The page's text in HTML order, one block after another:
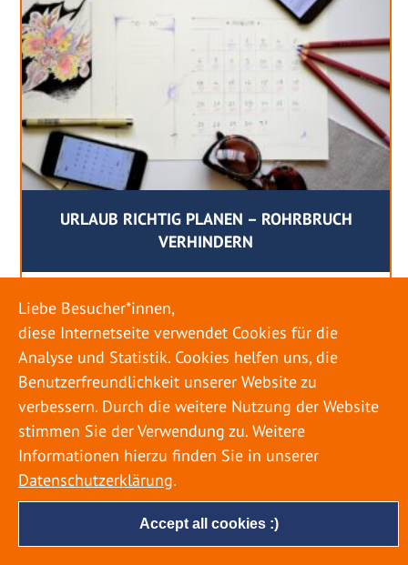
URLAUB RICHTIG PLANEN – ROHRBRUCH
VERHINDERN
18. MAI 2022
Egal ob Sommer oder Winter: Alle Menschen
genießen ihren Urlaub. Dabei zieht es die Einen
weiter weg, die Anderen bleiben dann doch
lieber in der Heimat. Wenn Sie für eine längere
Zeit wegfahren möchten, gibt es einige Dinge zu
beachten, damit nicht anschließend eine böse
Überraschung auf Sie wartet. Um einen
möglichst entspannten Urlaub zu […]
Accept all cookies :)
Liebe Besucher*innen,
diese Internetseite verwendet Cookies für die
Analyse und Statistik. Cookies helfen uns, die
Benutzerfreundlichkeit unserer Website zu
verbessern. Durch die weitere Nutzung der Website
stimmen Sie der Verwendung zu. Weitere
Informationen hierzu finden Sie in unserer
Datenschutzerklärung.